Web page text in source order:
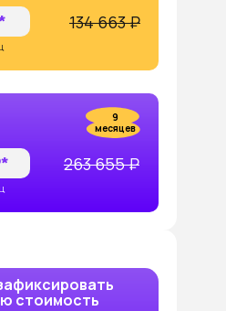
9
месяцев
134 663 ₽
263 655 ₽
стоимость